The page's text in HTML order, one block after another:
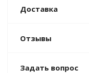
Доставка
Отзывы
Задать вопрос